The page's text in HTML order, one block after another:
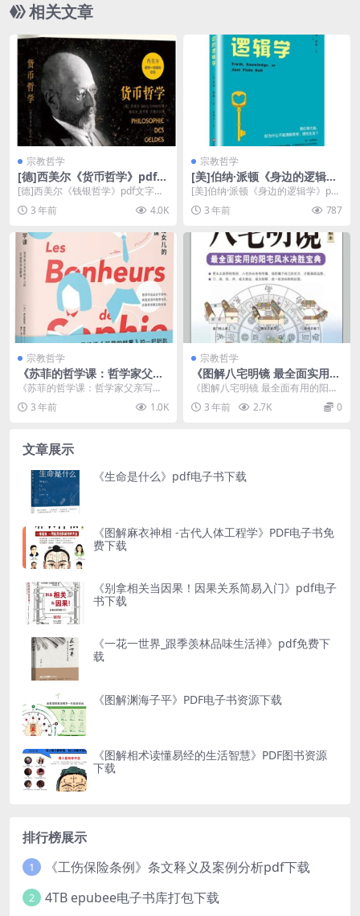
相关文章
宗教哲学
[德]西美尔《货币哲学》pdf文
字版电子书下载
[德]西美尔《钱银哲学》pdf文字版
电子书下载介绍 书名：钱银哲学 作
者：[德]...
3 年前 4.0K
宗教哲学
[美]伯纳·派顿《身边的逻辑
学》pdf电子书下载
[美]伯纳·派顿《身边的逻辑学》pdf
电子书下载介绍 书名：身边的逻辑
学 作者：...
3 年前 787
宗教哲学
《苏菲的哲学课：哲学家父亲
写给女儿的30堂哲学启蒙课》
pdf下载
《苏菲的哲学课：哲学家父亲写给
女儿的30堂哲学启蒙课》pdf下载介
绍 书名：苏菲...
3 年前 1.0K
宗教哲学
《图解八宅明镜 最全面实用的
阳宅风水决胜宝典》PDF免费
下载
《图解八宅明镜 最全面有用的阳宅
风水决胜宝典》PDF免费下载介绍
... 3 年前 2.7K 0
文章展示
《生命是什么》pdf电子书下载
《图解麻衣神相 -古代人体工程学》PDF电子书免
费下载
《别拿相关当因果！因果关系简易入门》pdf电子
书下载
《一花一世界_跟季羡林品味生活禅》pdf免费下
载
《图解渊海子平》PDF电子书资源下载
《图解相术读懂易经的生活智慧》PDF图书资源
下载
排行榜展示
1 《工伤保险条例》条文释义及案例分析pdf下载
2 4TB epubee电子书库打包下载